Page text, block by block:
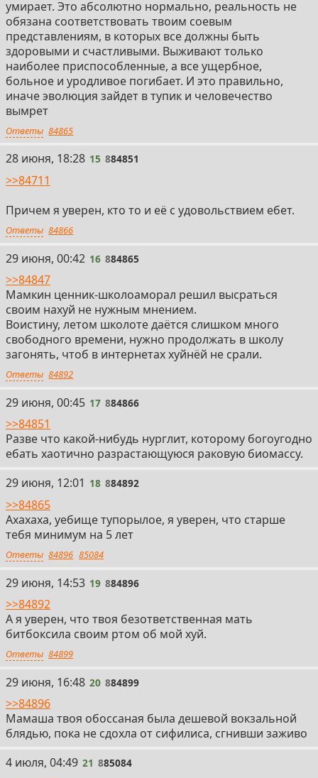
умирает. Это абсолютно нормально, реальность не
обязана соответствовать твоим соевым
представлениям, в которых все должны быть
здоровыми и счастливыми. Выживают только
наиболее приспособленные, а все ущербное,
больное и уродливое погибает. И это правильно,
иначе эволюция зайдет в тупик и человечество
вымрет
Ответы 84865
15
28 июня, 18:28 15 884851
>>84711
Причем я уверен, кто то и её с удовольствием ебет.
Ответы 84866
16
29 июня, 00:42 16 884865
>>84847
Мамкин ценник-школоаморал решил высраться
своим нахуй не нужным мнением.
Воистину, летом школоте даётся слишком много
свободного времени, нужно продолжать в школу
загонять, чтоб в интернетах хуйнёй не срали.
Ответы 84892
17
29 июня, 00:45 17 884866
>>84851
Разве что какой-нибудь нурглит, которому богоугодно
ебать хаотично разрастающуюся раковую биомассу.
18
29 июня, 12:01 18 884892
>>84865
Ахахаха, уебище тупорылое, я уверен, что старше
тебя минимум на 5 лет
Ответы 84896 85084
19
29 июня, 14:53 19 884896
>>84892
А я уверен, что твоя безответственная мать
битбоксила своим ртом об мой хуй.
Ответы 84899
20
29 июня, 16:48 20 884899
>>84896
Мамаша твоя обоссаная была дешевой вокзальной
блядью, пока не сдохла от сифилиса, сгнивши заживо
21
4 июля, 04:49 21 885084